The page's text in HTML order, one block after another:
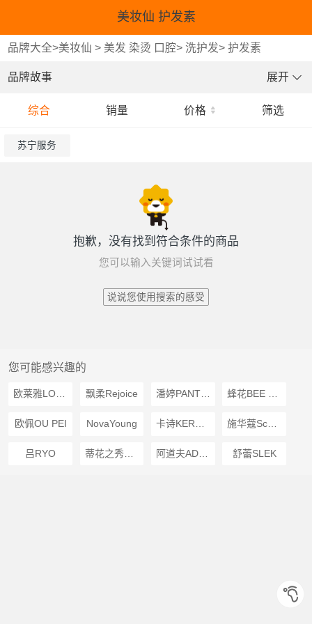
美妆仙 护发素
品牌大全>美妆仙 > 美发 染烫 口腔>洗护发>护发素
品牌故事 展开
综合 销量 价格 筛选
苏宁服务
抱歉，没有找到符合条件的商品
您可以输入关键词试试看
说说您使用搜索的感受
您可能感兴趣的
飘柔Rejoice 潘婷PANTENE
欧佩OU PEI NovaYoung
吕RYO 阿道夫ADOLPH 舒蕾SLEK